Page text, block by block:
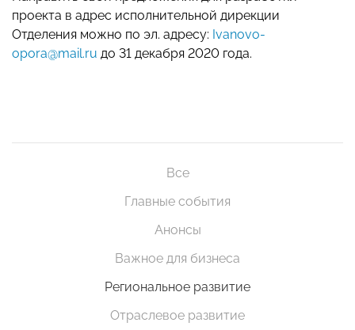
проекта в адрес исполнительной дирекции
Отделения можно по эл. адресу: Ivanovo-
opora@mail.ru до 31 декабря 2020 года.
Все
Главные события
Анонсы
Важное для бизнеса
Региональное развитие
Отраслевое развитие